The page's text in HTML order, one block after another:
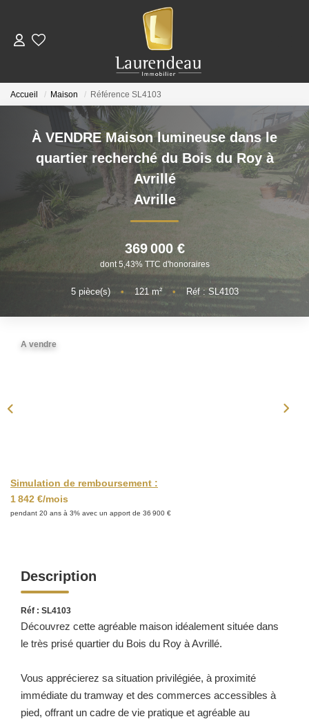
ACHETER
LOUER
Nos Annonces De Location
Télécharger Le Dossier De Candidature Locataire
NOTRE ÉQUIPE
NOS AVIS CLIENTS
Accueil Maison Référence SL4103
À VENDRE Maison lumineuse dans le
quartier recherché du Bois du Roy à
Avrillé
Avrille
369 000 €
dont 5,43% TTC d'honoraires
5pièce(s) • 121 m² • Réf : SL4103
A vendre
Simulation de remboursement :
1 842 €/mois
pendant 20 ans à 3% avec un apport de 36 900 €
Description
Réf : SL4103
Découvrez cette agréable maison idéalement située dans
le très prisé quartier du Bois du Roy à Avrillé.
Vous apprécierez sa situation privilégiée, à proximité
immédiate du tramway et des commerces accessibles à
pied, offrant un cadre de vie pratique et agréable au